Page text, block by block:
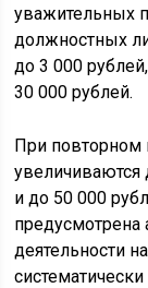
уважительных
должностных
до 3 000
30 000 рублей.
При повторном
и до 50 000
предусмотрена
деятельности